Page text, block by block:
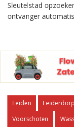
Sleutelstad
ontvanger
Leiden Leiderdorp
Voorschoten